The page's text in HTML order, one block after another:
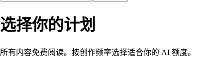
选择你的计划
所有内容免费阅读。按创作频率选择适合你的 AI 额度。